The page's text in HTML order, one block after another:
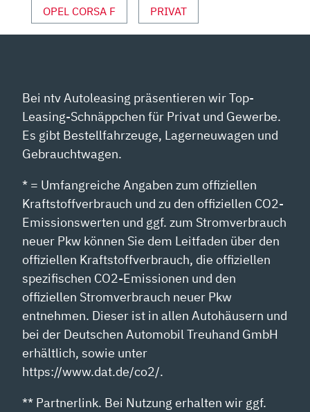
OPEL CORSA F PRIVAT
Bei ntv Autoleasing präsentieren wir Top-
Leasing-Schnäppchen für Privat und Gewerbe.
Es gibt Bestellfahrzeuge, Lagerneuwagen und
Gebrauchtwagen.
* = Umfangreiche Angaben zum offiziellen
Kraftstoffverbrauch und zu den offiziellen CO2-
Emissionswerten und ggf. zum Stromverbrauch
neuer Pkw können Sie dem Leitfaden über den
offiziellen Kraftstoffverbrauch, die offiziellen
spezifischen CO2-Emissionen und den
offiziellen Stromverbrauch neuer Pkw
entnehmen. Dieser ist in allen Autohäusern und
bei der Deutschen Automobil Treuhand GmbH
erhältlich, sowie unter
https://www.dat.de/co2/.
** Partnerlink. Bei Nutzung erhalten wir ggf.